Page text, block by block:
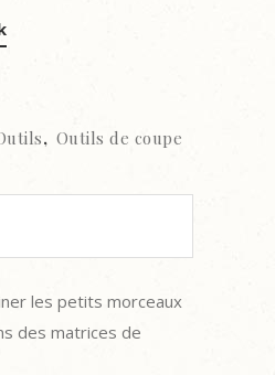
, Outils de coupe
les petits morceaux
des matrices de